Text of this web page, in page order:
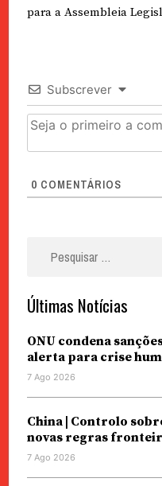
para a Assembleia
Subscrever
0 COMENTÁRIOS
Últimas Notícias
ONU condena
alerta para crise
7 Ago 2026
China | Controlo
novas regras
7 Ago 2026